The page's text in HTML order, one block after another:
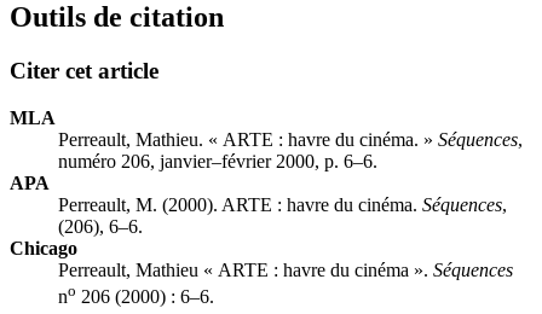
Outils de citation
Citer cet article
MLA
Perreault, Mathieu. « ARTE : havre du cinéma. » Séquences,
numéro 206, janvier–février 2000, p. 6–6.
APA
Perreault, M. (2000). ARTE : havre du cinéma. Séquences,
(206), 6–6.
Chicago
Perreault, Mathieu « ARTE : havre du cinéma ». Séquences
no 206 (2000) : 6–6.